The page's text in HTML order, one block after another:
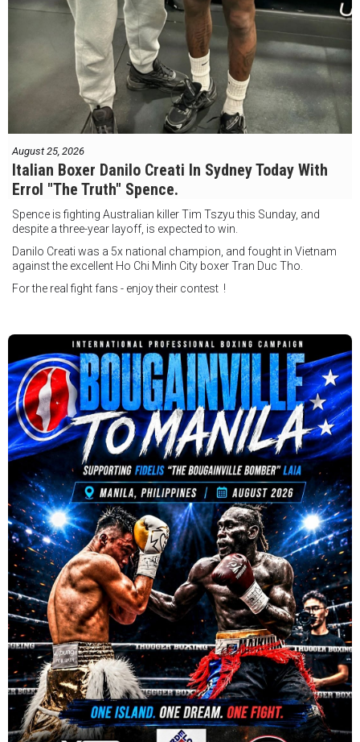
August 25, 2026
Italian Boxer Danilo Creati In Sydney Today With
Errol "The Truth" Spence.
Spence is fighting Australian killer Tim Tszyu this Sunday, and
despite a three-year layoff, is expected to win.
Danilo Creati was a 5x national champion, and fought in Vietnam
against the excellent Ho Chi Minh City boxer Tran Duc Tho.
For the real fight fans - enjoy their contest !